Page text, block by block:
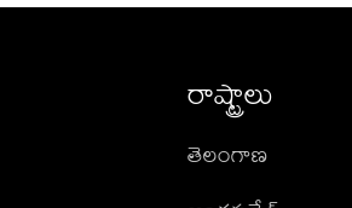
రాష్ట్రాలు
తెలంగాణ